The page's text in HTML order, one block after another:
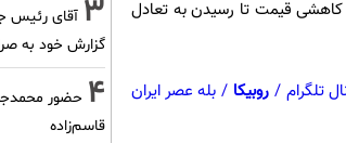
کاهشی قیمت تا رسیدن به تعادل
تلگرام / روبیکا / بله عصر ایران
3 آقای رئیس
گزارش خود به
4 حضور
قاسم‌زاده